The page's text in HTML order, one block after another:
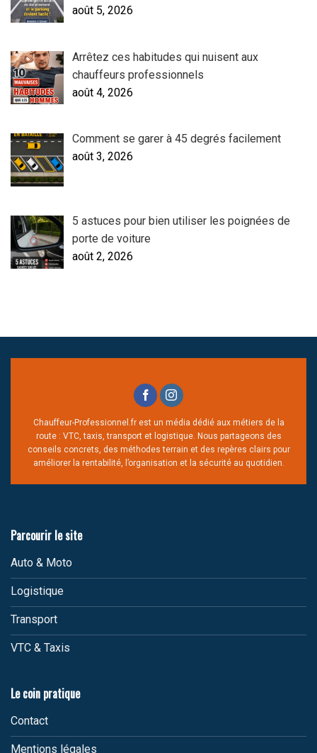
août 5, 2026
Arrêtez ces habitudes qui nuisent aux
chauffeurs professionnels
août 4, 2026
Comment se garer à 45 degrés facilement
août 3, 2026
5 astuces pour bien utiliser les poignées de
porte de voiture
août 2, 2026
Chauffeur-Professionnel.fr est un média dédié aux métiers de la
route : VTC, taxis, transport et logistique. Nous partageons des
conseils concrets, des méthodes terrain et des repères clairs pour
améliorer la rentabilité, l’organisation et la sécurité au quotidien.
Parcourir le site
Auto & Moto
Logistique
Transport
VTC & Taxis
Le coin pratique
Contact
Mentions légales